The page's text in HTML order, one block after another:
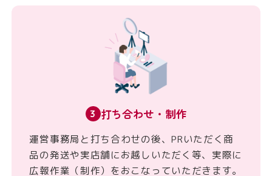
3 打ち合わせ・制作
運営事務局と打ち合わせの後、PRいただく商
品の発送や実店舗にお越しいただく等、実際に
広報作業（制作）をおこなっていただきます。